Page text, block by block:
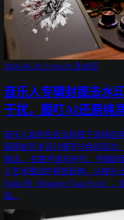
2026-06-20 21:04:16 去水印
音乐人专辑封面去水
干扰，图叮AI还原纯
音乐人如何在合法前提下去除自
留原始艺术设计细节与色彩层次
表达。 在数字音乐时代，专辑封
人艺术理念的视觉延伸。从披头
Eilish 的《Happier Than Ever》
品。